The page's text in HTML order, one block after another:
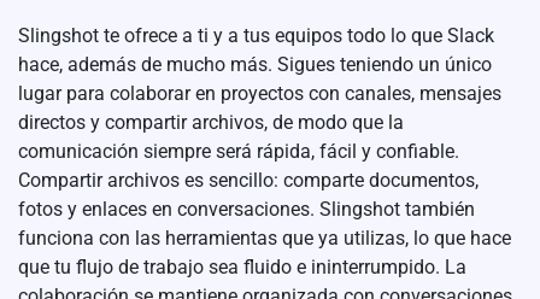
Slingshot te ofrece a ti y a tus equipos todo lo que Slack
hace, además de mucho más. Sigues teniendo un único
lugar para colaborar en proyectos con canales, mensajes
directos y compartir archivos, de modo que la
comunicación siempre será rápida, fácil y confiable.
Compartir archivos es sencillo: comparte documentos,
fotos y enlaces en conversaciones. Slingshot también
funciona con las herramientas que ya utilizas, lo que hace
que tu flujo de trabajo sea fluido e ininterrumpido. La